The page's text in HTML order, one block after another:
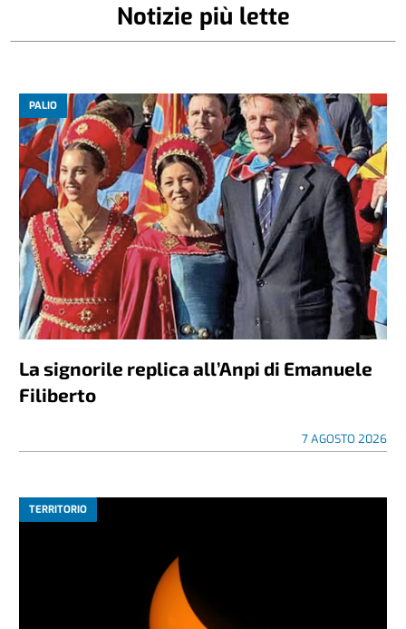
Notizie più lette
PALIO
La signorile replica all’Anpi di Emanuele
Filiberto
7 AGOSTO 2026
TERRITORIO